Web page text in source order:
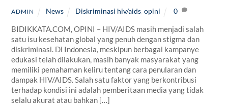
ADMIN News Diskriminasi hiv/aids, opini 0
BIDIKKATA.COM, OPINI – HIV/AIDS masih menjadi salah
satu isu kesehatan global yang penuh dengan stigma dan
diskriminasi. Di Indonesia, meskipun berbagai kampanye
edukasi telah dilakukan, masih banyak masyarakat yang
memiliki pemahaman keliru tentang cara penularan dan
dampak HIV/AIDS. Salah satu faktor yang berkontribusi
terhadap kondisi ini adalah pemberitaan media yang tidak
selalu akurat atau bahkan […]